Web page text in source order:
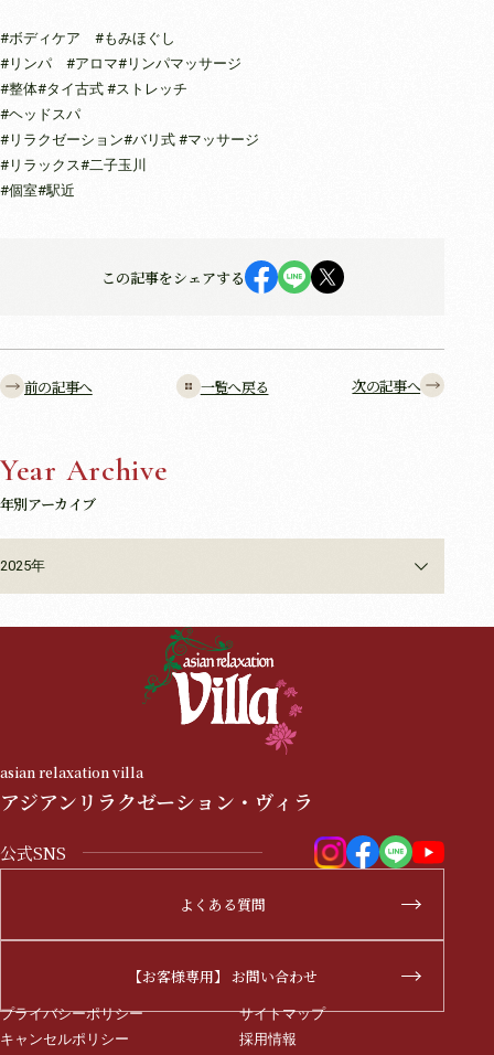
#ボディケア #もみほぐし
#リンパ #アロマ#リンパマッサージ
#整体#タイ古式 #ストレッチ
#ヘッドスパ
#リラクゼーション#バリ式 #マッサージ
#リラックス#二子玉川
#個室#駅近
この記事をシェアする
前の記事へ 一覧へ戻る 次の記事へ
Year Archive
年別アーカイブ
2025年
asian relaxation villa
アジアンリラクゼーション・ヴィラ
公式SNS
よくある質問
【お客様専用】 お問い合わせ
プライバシーポリシー
キャンセルポリシー
サイトマップ
採用情報